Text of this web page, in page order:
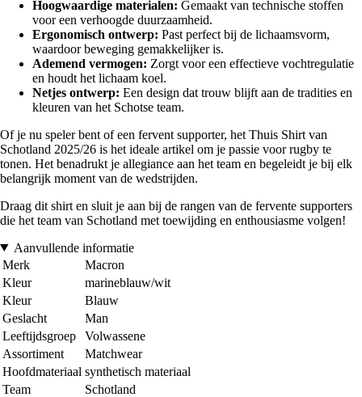
Hoogwaardige materialen: Gemaakt van technische stoffen
voor een verhoogde duurzaamheid.
Ergonomisch ontwerp: Past perfect bij de lichaamsvorm,
waardoor beweging gemakkelijker is.
Ademend vermogen: Zorgt voor een effectieve vochtregulatie
en houdt het lichaam koel.
Netjes ontwerp: Een design dat trouw blijft aan de tradities en
kleuren van het Schotse team.
Of je nu speler bent of een fervent supporter, het Thuis Shirt van
Schotland 2025/26 is het ideale artikel om je passie voor rugby te
tonen. Het benadrukt je allegiance aan het team en begeleidt je bij elk
belangrijk moment van de wedstrijden.
Draag dit shirt en sluit je aan bij de rangen van de fervente supporters
die het team van Schotland met toewijding en enthousiasme volgen!
Aanvullende informatie
Merk
Macron
Kleur
marineblauw/wit
Kleur
Blauw
Geslacht
Man
Leeftijdsgroep
Volwassene
Assortiment
Matchwear
Hoofdmateriaal synthetisch materiaal
Team
Schotland